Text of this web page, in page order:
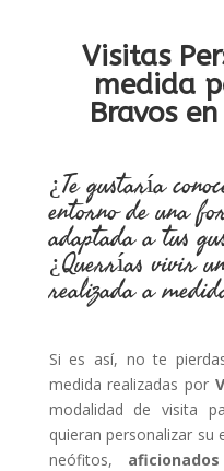
Visitas
medida
Bravos
¿Te gustaría
entorno de una
adaptada a tus
¿Querrías vivir
realizada a
Si es así, no te
medida realizadas por
modalidad de visita
quieran personalizar su
neófitos,